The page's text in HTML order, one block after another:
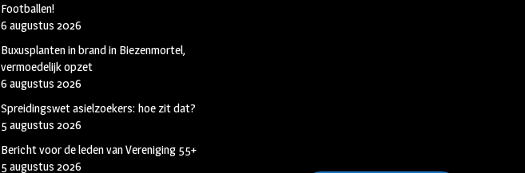
Footballen!
6 augustus 2026
Buxusplanten in brand in Biezenmortel,
vermoedelijk opzet
6 augustus 2026
Spreidingswet asielzoekers: hoe zit dat?
5 augustus 2026
Bericht voor de leden van Vereniging 55+
5 augustus 2026